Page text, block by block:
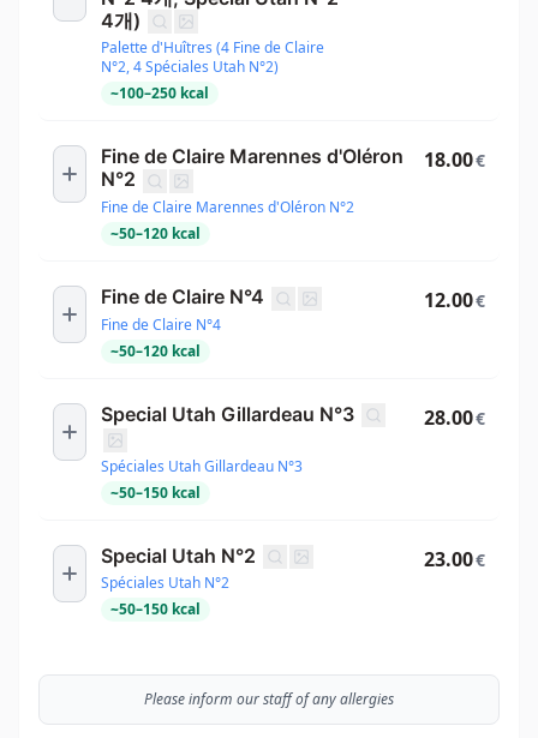
4개)
Palette d'Huîtres (4 Fine de Claire
N°2, 4 Spéciales Utah N°2)
~100–250 kcal
Fine de Claire Marennes d'Oléron
N°2
Fine de Claire Marennes d'Oléron N°2
~50–120 kcal
18.00€
Fine de Claire N°4
Fine de Claire N°4
~50–120 kcal
12.00€
Special Utah Gillardeau N°3
Spéciales Utah Gillardeau N°3
~50–150 kcal
28.00€
Special Utah N°2
Spéciales Utah N°2
~50–150 kcal
23.00€
Please inform our staff of any allergies